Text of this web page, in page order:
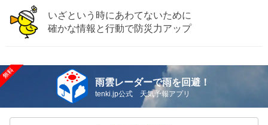
いざという時にあわてないために
確かな情報と行動で防災力アップ
雨雲レーダーで雨を回避！
tenki.jp公式 天気予報アプリ